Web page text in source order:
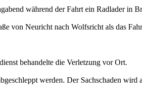
während der Fahrt ein Radlader in
von Neuricht nach Wolfsricht als das
behandelte die Verletzung vor Ort.
werden. Der Sachschaden wird